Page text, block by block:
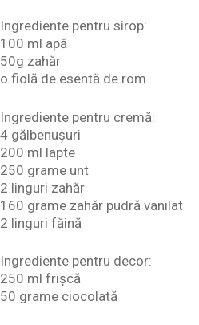
Ingrediente pentru sirop:
100 ml apă
50g zahăr
o fiolă de esentă de rom
Ingrediente pentru cremă:
4 gălbenușuri
200 ml lapte
250 grame unt
2 linguri zahăr
160 grame zahăr pudră vanilat
2 linguri făină
Ingrediente pentru decor:
250 ml frișcă
50 grame ciocolată